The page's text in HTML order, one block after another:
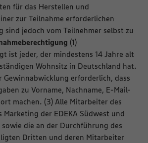
für das Herstellen und
zur Teilnahme erforderlichen
sind jedoch vom Teilnehmer selbst zu
(1)
ist jeder, der mindestens 14 Jahre alt
Wohnsitz in Deutschland hat.
Gewinnabwicklung erforderlich, dass
zu Vorname, Nachname, E-Mail-
machen. (3) Alle Mitarbeiter des
Marketing der EDEKA Südwest und
die an der Durchführung des
Dritten und deren Mitarbeiter